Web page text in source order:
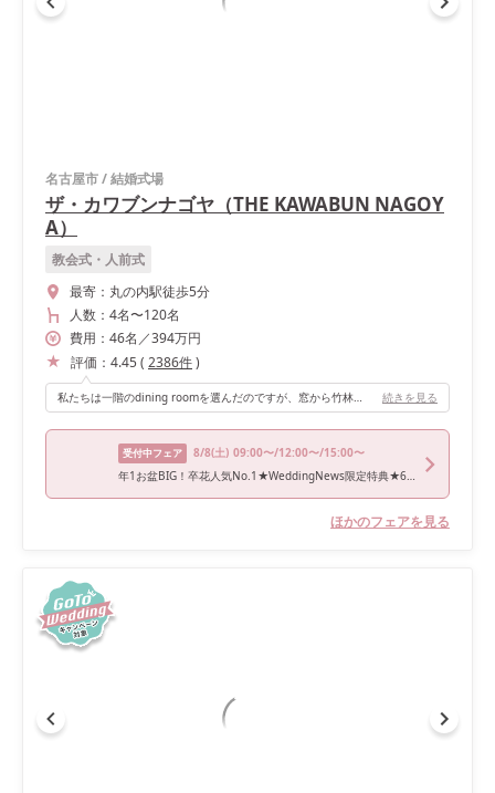
名古屋市/結婚式場
ザ・カワブンナゴヤ（THE KAWABUN NAGOY
A）
教会式・人前式
最寄： 丸の内駅徒歩5分
人数： 4名〜120名
費用： 46名 ／394万円
評価： 4.45( 2386件)
私たちは一階のdining roomを選んだのですが、窓から竹林のグリーンがよく見えて、装花控えめでも華やかに見えます。 ドレスにもお着物にもよく合う和モダンな雰囲気がおすすめポイントです！ 続きを見る
受付中フェア 8/8(土) 09:00〜/12:00〜/15:00〜
年1お盆BIG！卒花人気No.1★WeddingNews限定特典★6万ギフト【レストランチケット＆150万特典】フロア貸切＆光と緑の感動チャペル＆最新ドレス体験《口コミで高評価◎》雲丹イセエビ×和牛ミシュラン贅沢4万フルコース試食
ほかのフェアを見る